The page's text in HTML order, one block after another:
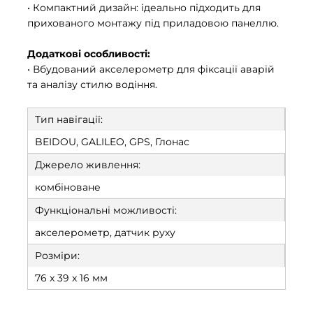
• Компактний дизайн: ідеально підходить для
прихованого монтажу під приладовою панеллю.
Додаткові особливості:
• Вбудований акселерометр для фіксації аварій
та аналізу стилю водіння.
Тип навігації:
BEIDOU, GALILEO, GPS, Глонас
Джерело живлення:
комбіноване
Функціональні можливості:
акселерометр, датчик руху
Розміри:
76 x 39 x 16 мм